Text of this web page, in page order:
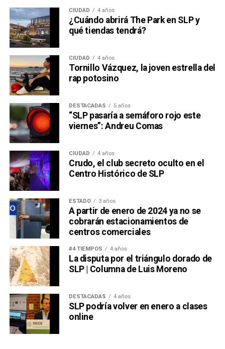
CIUDAD 4 años
¿Cuándo abrirá The Park en SLP y
qué tiendas tendrá?
CIUDAD 4 años
Tornillo Vázquez, la joven estrella del
rap potosino
DESTACADAS 5 años
“SLP pasaría a semáforo rojo este
viernes”: Andreu Comas
CIUDAD 4 años
Crudo, el club secreto oculto en el
Centro Histórico de SLP
ESTADO 3 años
A partir de enero de 2024 ya no se
cobrarán estacionamientos de
centros comerciales
#4 TIEMPOS 4 años
La disputa por el triángulo dorado de
SLP | Columna de Luis Moreno
DESTACADAS 4 años
SLP podría volver en enero a clases
online